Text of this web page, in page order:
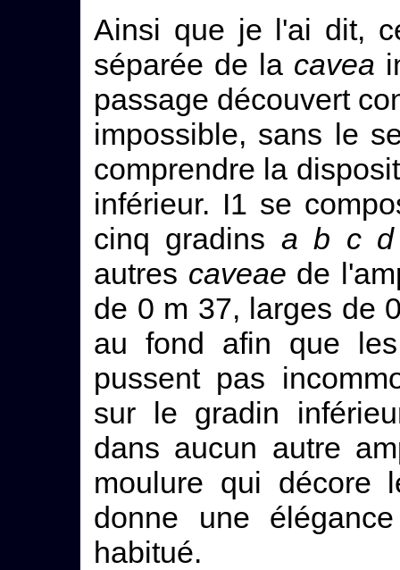
Ainsi que je l'ai dit,
séparée de la cavea
passage découvert
impossible, sans le
comprendre la
inférieur. I1 se
cinq gradins a b c
autres caveae de
de 0 m 37, larges de
au fond afin que
pussent pas
sur le gradin
dans aucun autre
moulure qui décore
donne une
habitué.